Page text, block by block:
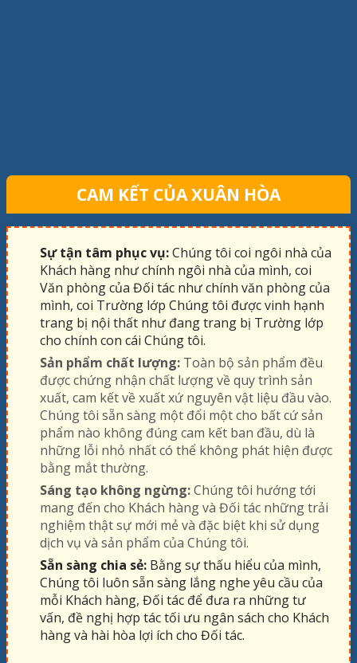
CAM KẾT CỦA XUÂN HÒA
Sự tận tâm phục vụ:Chúng tôi coi ngôi nhà của
Khách hàng như chính ngôi nhà của mình, coi
Văn phòng của Đối tác như chính văn phòng của
mình, coi Trường lớp Chúng tôi được vinh hạnh
trang bị nội thất như đang trang bị Trường lớp
cho chính con cái Chúng tôi.
Sản phẩm chất lượng: Toàn bộ sản phẩm đều
được chứng nhận chất lượng về quy trình sản
xuất, cam kết về xuất xứ nguyên vật liệu đầu vào.
Chúng tôi sẵn sàng một đổi một cho bất cứ sản
phẩm nào không đúng cam kết ban đầu, dù là
những lỗi nhỏ nhất có thể không phát hiện được
bằng mắt thường.
Sáng tạo không ngừng:Chúng tôi hướng tới
mang đến cho Khách hàng và Đối tác những trải
nghiệm thật sự mới mẻ và đặc biệt khi sử dụng
dịch vụ và sản phẩm của Chúng tôi.
Sẵn sàng chia sẻ: Bằng sự thấu hiểu của mình,
Chúng tôi luôn sẵn sàng lắng nghe yêu cầu của
mỗi Khách hàng, Đối tác để đưa ra những tư
vấn, đề nghị hợp tác tối ưu ngân sách cho Khách
hàng và hài hòa lợi ích cho Đối tác.